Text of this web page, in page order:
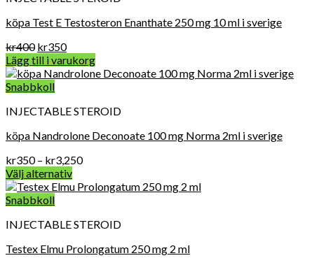
köpa Test E Testosteron Enanthate 250 mg 10 ml i sverige
kr400 Det
ursprungliga
priset
var:
kr350Det
nuvarande
priset
Lägg till i varukorg
Snabbkoll
INJECTABLE STEROID
köpa Nandrolone Deconoate 100 mg Norma 2ml i sverige
kr350 – kr3,250Prisintervall:
till
Välj alternativ
Snabbkoll
INJECTABLE STEROID
Testex Elmu Prolongatum 250 mg 2 ml